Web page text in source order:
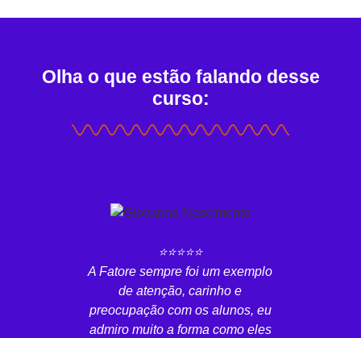
Olha o que estão falando desse
curso:
⭐⭐⭐⭐⭐
A Fatore sempre foi um exemplo
de atenção, carinho e
preocupação com os alunos, eu
admiro muito a forma como eles